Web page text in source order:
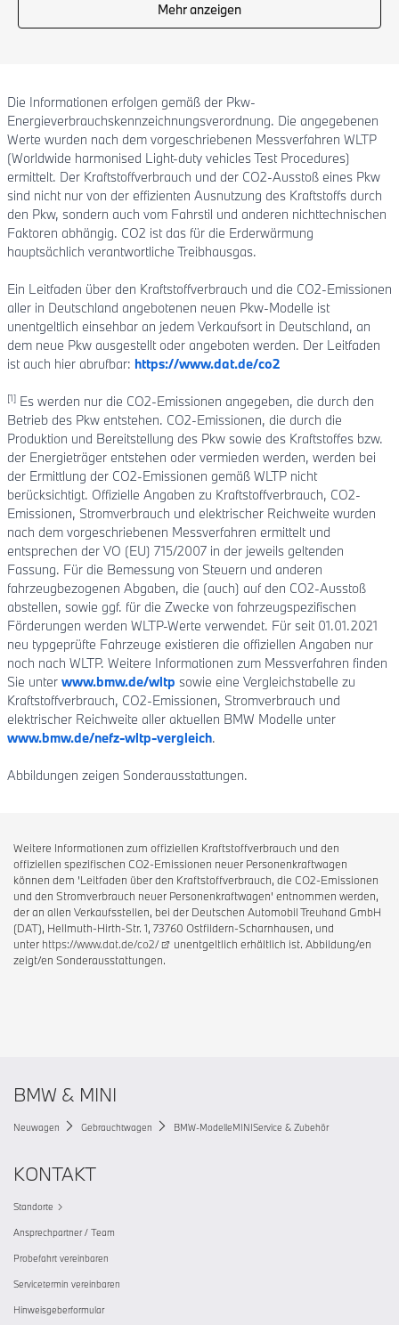
Mehr anzeigen
Die Informationen erfolgen gemäß der Pkw-
Energieverbrauchskennzeichnungsverordnung. Die angegebenen
Werte wurden nach dem vorgeschriebenen Messverfahren WLTP
(Worldwide harmonised Light-duty vehicles Test Procedures)
ermittelt. Der Kraftstoffverbrauch und der CO2-Ausstoß eines Pkw
sind nicht nur von der effizienten Ausnutzung des Kraftstoffs durch
den Pkw, sondern auch vom Fahrstil und anderen nichttechnischen
Faktoren abhängig. CO2 ist das für die Erderwärmung
hauptsächlich verantwortliche Treibhausgas.
Ein Leitfaden über den Kraftstoffverbrauch und die CO2-Emissionen
aller in Deutschland angebotenen neuen Pkw-Modelle ist
unentgeltlich einsehbar an jedem Verkaufsort in Deutschland, an
dem neue Pkw ausgestellt oder angeboten werden. Der Leitfaden
ist auch hier abrufbar: https://www.dat.de/co2
[1] Es werden nur die CO2-Emissionen angegeben, die durch den
Betrieb des Pkw entstehen. CO2-Emissionen, die durch die
Produktion und Bereitstellung des Pkw sowie des Kraftstoffes bzw.
der Energieträger entstehen oder vermieden werden, werden bei
der Ermittlung der CO2-Emissionen gemäß WLTP nicht
berücksichtigt. Offizielle Angaben zu Kraftstoffverbrauch, CO2-
Emissionen, Stromverbrauch und elektrischer Reichweite wurden
nach dem vorgeschriebenen Messverfahren ermittelt und
entsprechen der VO (EU) 715/2007 in der jeweils geltenden
Fassung. Für die Bemessung von Steuern und anderen
fahrzeugbezogenen Abgaben, die (auch) auf den CO2-Ausstoß
abstellen, sowie ggf. für die Zwecke von fahrzeugspezifischen
Förderungen werden WLTP-Werte verwendet. Für seit 01.01.2021
neu typgeprüfte Fahrzeuge existieren die offiziellen Angaben nur
noch nach WLTP. Weitere Informationen zum Messverfahren finden
Sie unter www.bmw.de/wltp sowie eine Vergleichstabelle zu
Kraftstoffverbrauch, CO2-Emissionen, Stromverbrauch und
elektrischer Reichweite aller aktuellen BMW Modelle unter
www.bmw.de/nefz-wltp-vergleich.
Abbildungen zeigen Sonderausstattungen.
Weitere Informationen zum offiziellen Kraftstoffverbrauch und den
offiziellen spezifischen CO2-Emissionen neuer Personenkraftwagen
können dem 'Leitfaden über den Kraftstoffverbrauch, die CO2-Emissionen
und den Stromverbrauch neuer Personenkraftwagen' entnommen werden,
der an allen Verkaufsstellen, bei der Deutschen Automobil Treuhand GmbH
(DAT), Hellmuth-Hirth-Str. 1, 73760 Ostfildern-Scharnhausen, und
unter https://www.dat.de/co2/
unentgeltlich erhältlich ist. Abbildung/en
zeigt/en Sonderausstattungen.
BMW & MINI
Neuwagen Gebrauchtwagen BMW-ModelleMINIService & Zubehör
KONTAKT
Standorte
Ansprechpartner / Team
Probefahrt vereinbaren
Servicetermin vereinbaren
Hinweisgeberformular